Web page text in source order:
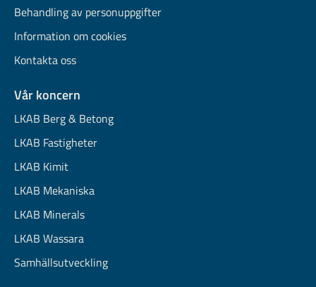
Behandling av personuppgifter
Information om cookies
Kontakta oss
Vår koncern
LKAB Berg & Betong
LKAB Fastigheter
LKAB Kimit
LKAB Mekaniska
LKAB Minerals
LKAB Wassara
Samhällsutveckling